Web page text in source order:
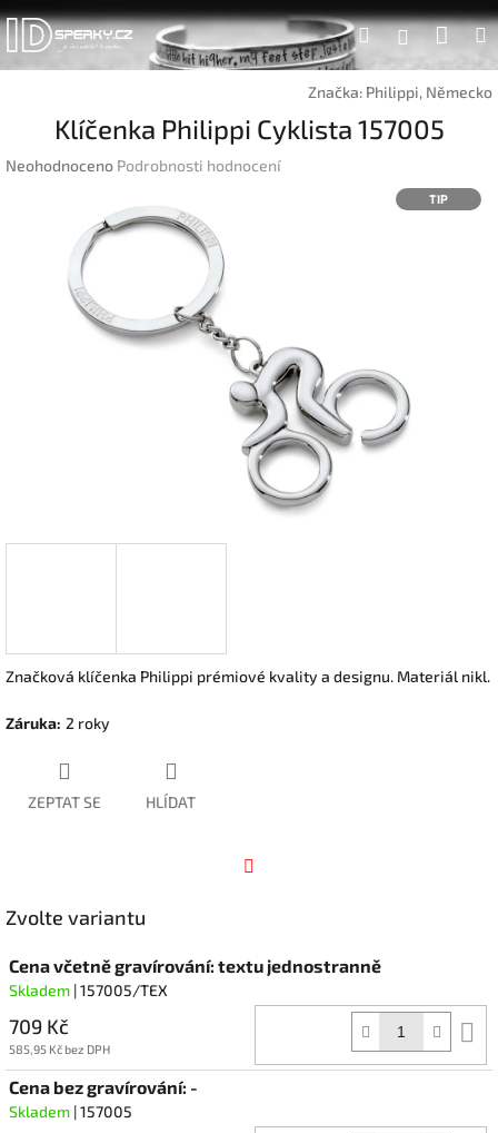
Přejít
na
obsah
Hledat
Značka: Philippi, Německo
Klíčenka Philippi Cyklista 157005
Průměrné
Neohodnoceno Podrobnosti hodnocení
TIP
Značková klíčenka Philippi prémiové kvality a designu. Materiál nikl.
Záruka: 2 roky
ZEPTAT SE HLÍDAT
Zvolte variantu
Cena včetně gravírování: textu jednostranně
Skladem | 157005/TEX
709 Kč
585,95 Kč bez DPH
Cena bez gravírování: -
Skladem | 157005